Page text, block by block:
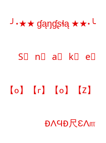
╰•★★ ɠąŋɠʂɬą ★★•╯
S⃞ n⃞ a⃞ k⃞ e⃞
【Z】【o】【r】【o】
ÐΛϤÐ尺ƐΛ௱